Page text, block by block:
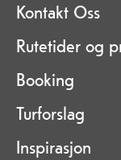
Kontakt Oss
Rutetider og
Booking
Turforslag
Inspirasjon